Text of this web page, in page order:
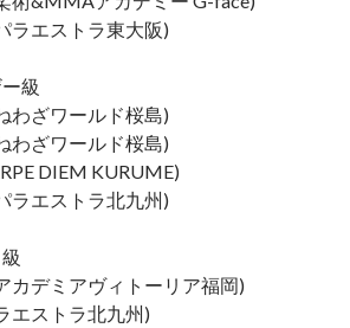
エストラ東大阪)
級
ざワールド桜島)
ざワールド桜島)
DIEM KURUME)
エストラ北九州)
デミアヴィトーリア福岡)
ストラ北九州)